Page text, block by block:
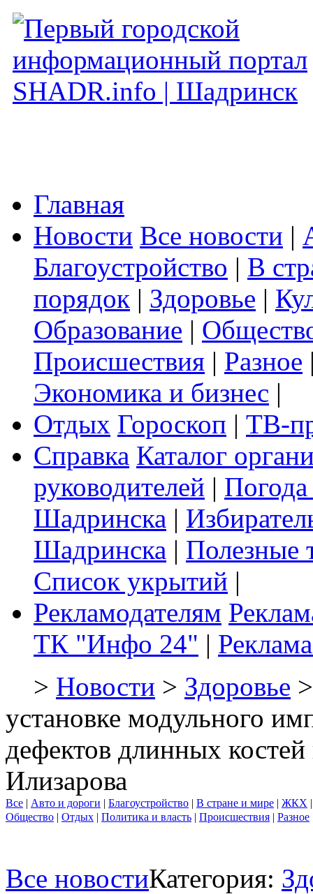
Главная
Новости Все новости |
Благоустройство | В
порядок | Здоровье |
Образование |
Происшествия | Разное
Экономика и бизнес |
Отдых Гороскоп | ТВ-
Справка Каталог
руководителей |
Шадринска |
Шадринска | Полезные
Список укрытий |
Рекламодателям
ТК "Инфо 24" |
> Новости > Здоровье
установке модульного
дефектов длинных
Илизарова
Все | Авто и дороги | Благоустройство | В стране и мире | ЖКХ
Общество | Отдых | Политика и власть | Происшествия | Разное
Все новостиКатегория: